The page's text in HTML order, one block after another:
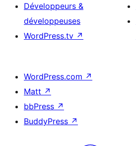
Développeurs &
développeuses
WordPress.tv ↗
WordPress.com ↗
Matt ↗
bbPress ↗
BuddyPress ↗